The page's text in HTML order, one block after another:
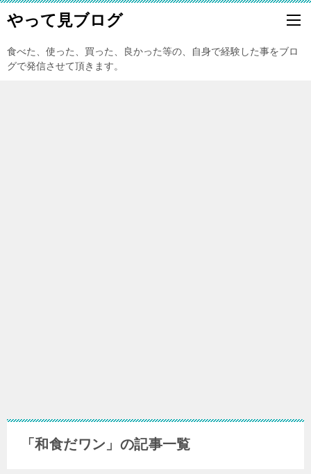
やって見ブログ
食べた、使った、買った、良かった等の、自身で経験した事をブロ
グで発信させて頂きます。
「和食だワン」の記事一覧